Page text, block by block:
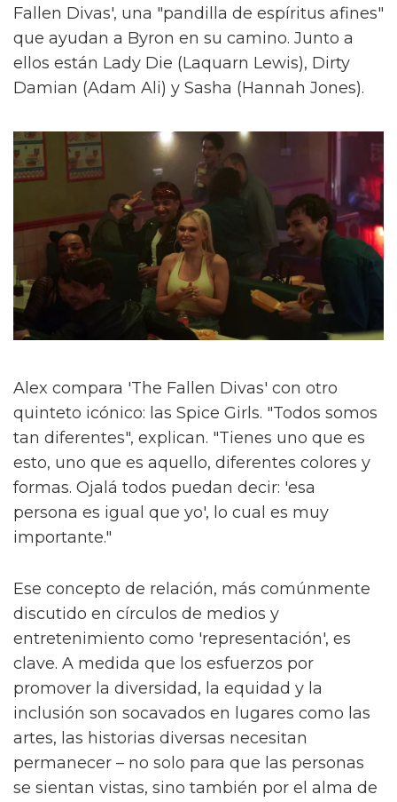
Fallen Divas', una "pandilla de espíritus afines"
que ayudan a Byron en su camino. Junto a
ellos están Lady Die (Laquarn Lewis), Dirty
Damian (Adam Ali) y Sasha (Hannah Jones).
Alex compara 'The Fallen Divas' con otro
quinteto icónico: las Spice Girls. "Todos somos
tan diferentes", explican. "Tienes uno que es
esto, uno que es aquello, diferentes colores y
formas. Ojalá todos puedan decir: 'esa
persona es igual que yo', lo cual es muy
importante."
Ese concepto de relación, más comúnmente
discutido en círculos de medios y
entretenimiento como 'representación', es
clave. A medida que los esfuerzos por
promover la diversidad, la equidad y la
inclusión son socavados en lugares como las
artes, las historias diversas necesitan
permanecer – no solo para que las personas
se sientan vistas, sino también por el alma de